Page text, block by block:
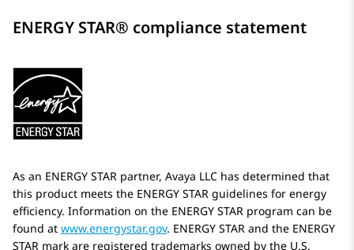
ENERGY STAR® compliance statement
As an ENERGY STAR partner, Avaya LLC has determined that
this product meets the ENERGY STAR guidelines for energy
efficiency. Information on the ENERGY STAR program can be
found at www.energystar.gov. ENERGY STAR and the ENERGY
STAR mark are registered trademarks owned by the U.S.